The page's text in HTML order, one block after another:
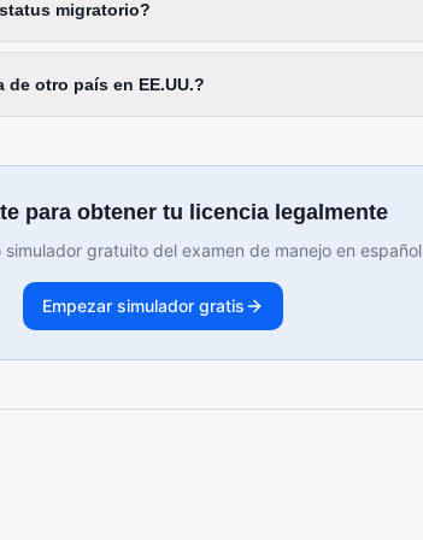
migratorio?
otro país en EE.UU.?
para obtener tu licencia legalmente
simulador gratuito del examen de manejo en
Empezar simulador gratis